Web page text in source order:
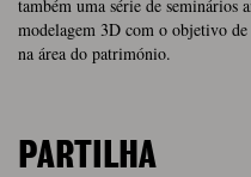
também uma série de seminários
modelagem 3D com o objetivo
na área do património.
PARTILHA